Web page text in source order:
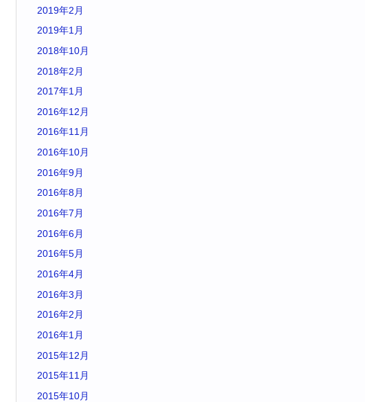
2019年2月
2019年1月
2018年10月
2018年2月
2017年1月
2016年12月
2016年11月
2016年10月
2016年9月
2016年8月
2016年7月
2016年6月
2016年5月
2016年4月
2016年3月
2016年2月
2016年1月
2015年12月
2015年11月
2015年10月